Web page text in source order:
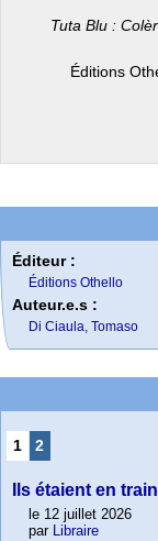
Tuta Blu :
Éditions
Éditeur :
Éditions Othello
Auteur.e.s :
Di Ciaula, Tomaso
1 2
Ils étaient en
le 12 juillet 2026
par Libraire